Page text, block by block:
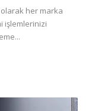
her marka
işlemlerinizi